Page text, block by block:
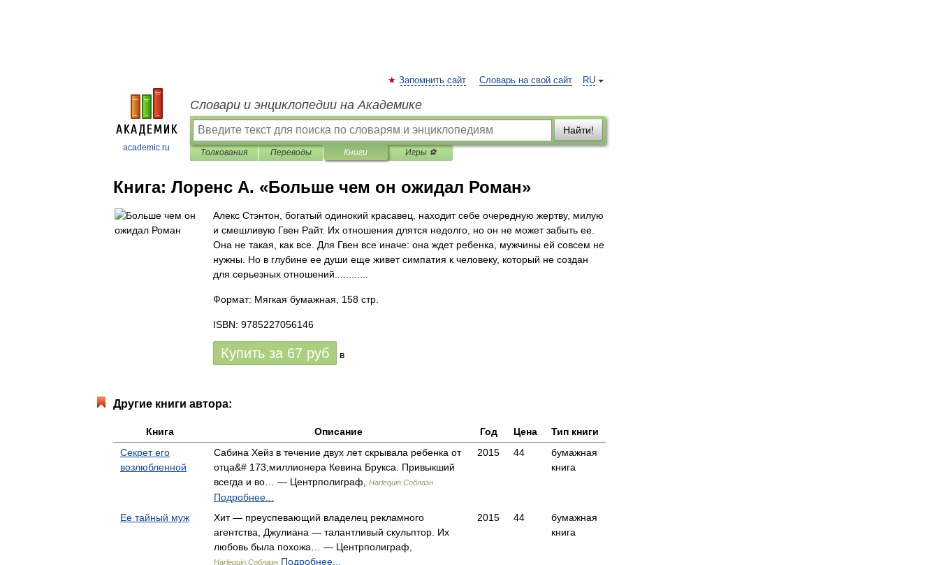
academic.ru
RU
Запомнить сайт Словарь на свой сайт
Словари и энциклопедии на Академике
Найти!
Толкования Переводы Книги Игры ⚽
Книга: Лоренс А. «Больше чем он ожидал Роман»
Алекс Стэнтон, богатый одинокий красавец, находит себе очередную жертву, милую
и смешливую Гвен Райт. Их отношения длятся недолго, но он не может забыть ее.
Она не такая, как все. Для Гвен все иначе: она ждет ребенка, мужчины ей совсем не
нужны. Но в глубине ее души еще живет симпатия к человеку, который не создан
для серьезных отношений............
Формат: Мягкая бумажная, 158 стр.
ISBN: 9785227056146
Купить за 67 руб в
Другие книги автора:
Книга Описание Год Цена
Тип книги
Секрет его
возлюбленной
Сабина Хейз в течение двух лет скрывала ребенка от
отца&# 173;миллионера Кевина Брукса. Привыкший
всегда и во… — Центрполиграф,
Harlequin.Соблазн
Подробнее...
2015 44
бумажная
книга
Ее тайный муж
Хит — преуспевающий владелец рекламного
агентства, Джулиана — талантливый скульптор. Их
любовь была похожа… — Центрполиграф,
Harlequin.Соблазн Подробнее...
2015 44
бумажная
книга